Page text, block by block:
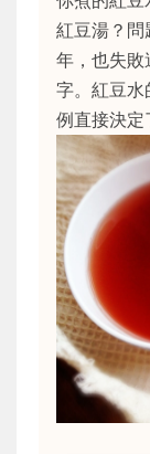
紅豆湯？問
年，也失敗
字。紅豆水
例直接決定